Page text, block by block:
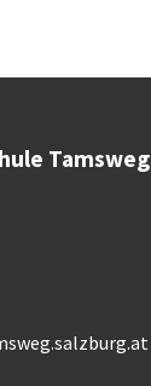
Tamsweg